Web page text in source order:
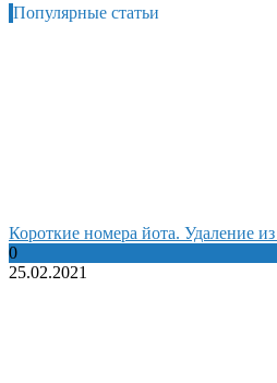
Популярные статьи
Короткие номера йота. Удаление
0
25.02.2021